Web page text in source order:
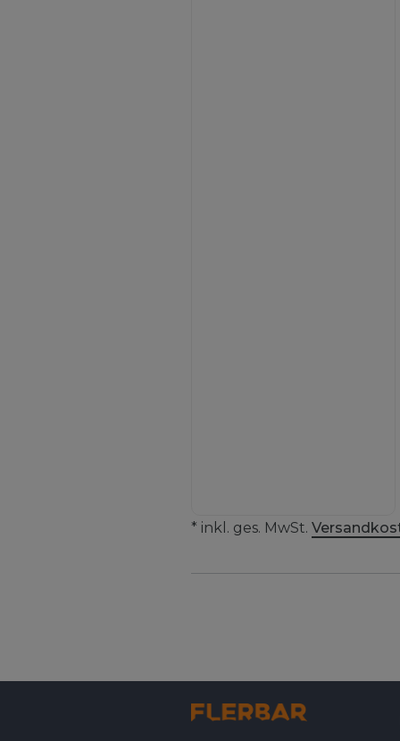
* inkl. ges. MwSt.